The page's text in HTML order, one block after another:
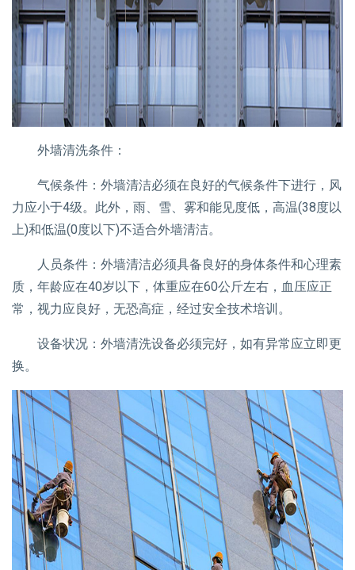
外墙清洗条件：
气候条件：外墙清洁必须在良好的气候条件下进行，风
力应小于4级。此外，雨、雪、雾和能见度低，高温(38度以
上)和低温(0度以下)不适合外墙清洁。
人员条件：外墙清洁必须具备良好的身体条件和心理素
质，年龄应在40岁以下，体重应在60公斤左右，血压应正
常，视力应良好，无恐高症，经过安全技术培训。
设备状况：外墙清洗设备必须完好，如有异常应立即更
换。